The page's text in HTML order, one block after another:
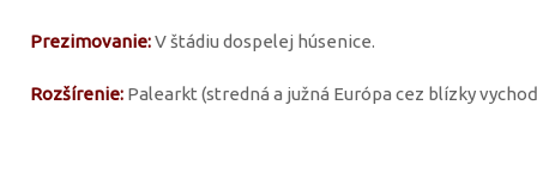
Prezimovanie:V štádiu dospelej húsenice.
Rozšírenie: Palearkt (stredná a južná Európa cez blízky